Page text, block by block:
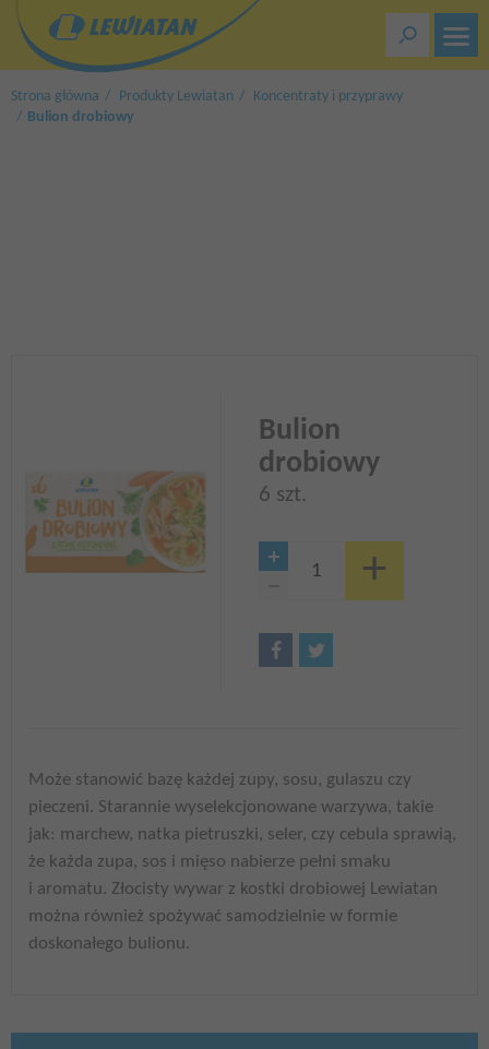
treści
Strona główna Produkty Lewiatan
Koncentraty i przyprawy
Bulion drobiowy
Bulion
drobiowy
6 szt.
Może stanowić bazę każdej zupy, sosu, gulaszu czy
pieczeni. Starannie wyselekcjonowane warzywa, takie
jak: marchew, natka pietruszki, seler, czy cebula sprawią,
że każda zupa, sos i mięso nabierze pełni smaku
i aromatu. Złocisty wywar z kostki drobiowej Lewiatan
można również spożywać samodzielnie w formie
doskonałego bulionu.